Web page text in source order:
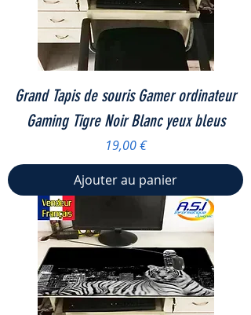
Grand Tapis de souris Gamer ordinateur
Gaming Tigre Noir Blanc yeux bleus
Prix
19,00 €
Ajouter au panier